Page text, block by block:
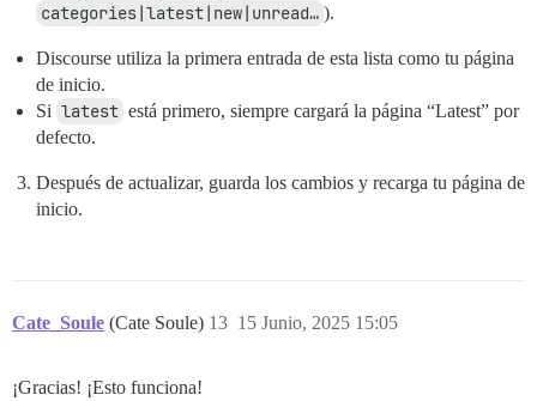
categories|latest|new|unread… ).
Discourse utiliza la primera entrada de esta lista como tu página
de inicio.
Si latest está primero, siempre cargará la página “Latest” por
defecto.
Después de actualizar, guarda los cambios y recarga tu página de
inicio.
Cate_Soule (Cate Soule) 15 Junio, 2025 15:05
13
¡Gracias! ¡Esto funciona!